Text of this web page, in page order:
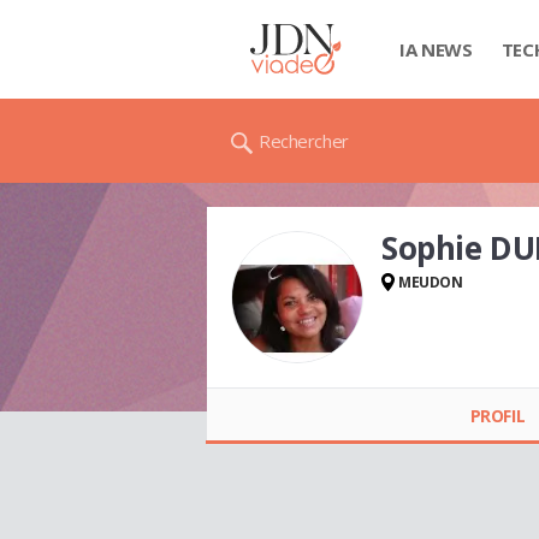
IA NEWS
Rechercher
Sophie
MEUDON
PROFIL